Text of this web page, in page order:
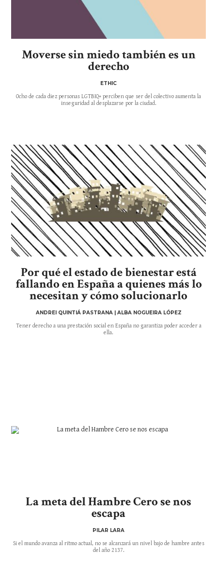
Moverse sin miedo también es un
derecho
ETHIC
Ocho de cada diez personas LGTBIQ+ perciben que ser del colectivo aumenta la
inseguridad al desplazarse por la ciudad.
Por qué el estado de bienestar está
fallando en España a quienes más lo
necesitan y cómo solucionarlo
ANDREI QUINTIÁ PASTRANA | ALBA NOGUEIRA LÓPEZ
Tener derecho a una prestación social en España no garantiza poder acceder a
ella.
La meta del Hambre Cero se nos
escapa
PILAR LARA
Si el mundo avanza al ritmo actual, no se alcanzará un nivel bajo de hambre antes
del año 2137.